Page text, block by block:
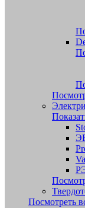
Посмотреть